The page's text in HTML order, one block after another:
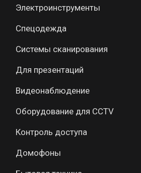
Электроинструменты
Спецодежда
Системы сканирования
Для презентаций
Видеонаблюдение
Оборудование для CCTV
Контроль доступа
Домофоны